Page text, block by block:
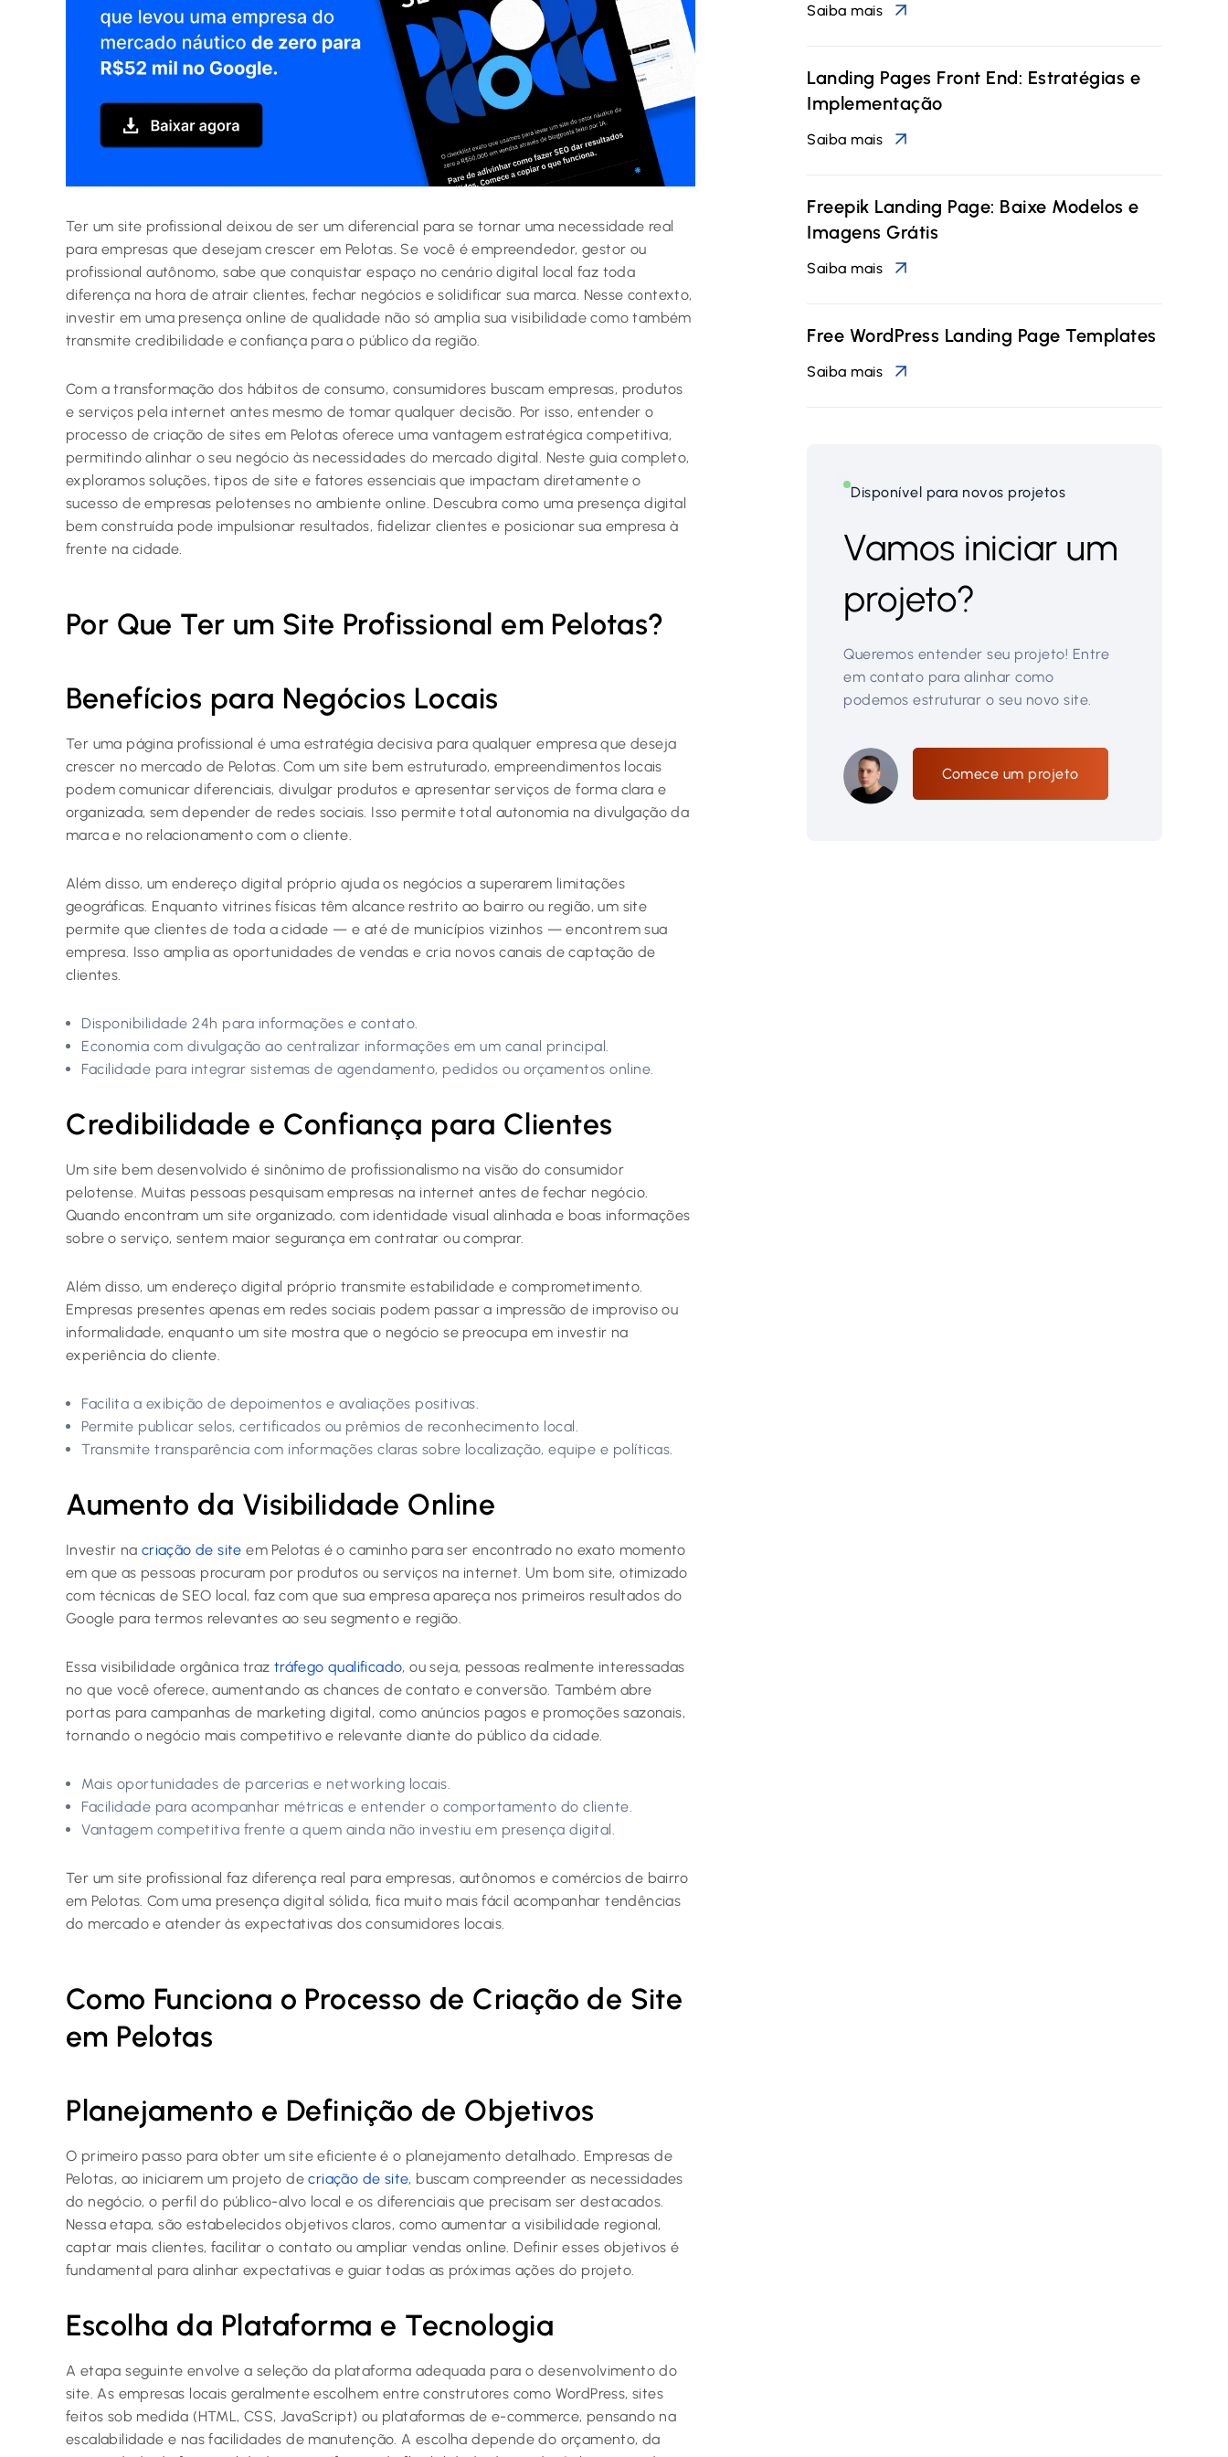
Ter um site profissional deixou de ser um diferencial para se tornar uma necessidade real
para empresas que desejam crescer em Pelotas. Se você é empreendedor, gestor ou
profissional autônomo, sabe que conquistar espaço no cenário digital local faz toda
diferença na hora de atrair clientes, fechar negócios e solidificar sua marca. Nesse contexto,
investir em uma presença online de qualidade não só amplia sua visibilidade como também
transmite credibilidade e confiança para o público da região.
Com a transformação dos hábitos de consumo, consumidores buscam empresas, produtos
e serviços pela internet antes mesmo de tomar qualquer decisão. Por isso, entender o
processo de criação de sites em Pelotas oferece uma vantagem estratégica competitiva,
permitindo alinhar o seu negócio às necessidades do mercado digital. Neste guia completo,
exploramos soluções, tipos de site e fatores essenciais que impactam diretamente o
sucesso de empresas pelotenses no ambiente online. Descubra como uma presença digital
bem construída pode impulsionar resultados, fidelizar clientes e posicionar sua empresa à
frente na cidade.
Por Que Ter um Site Profissional em Pelotas?
Benefícios para Negócios Locais
Ter uma página profissional é uma estratégia decisiva para qualquer empresa que deseja
crescer no mercado de Pelotas. Com um site bem estruturado, empreendimentos locais
podem comunicar diferenciais, divulgar produtos e apresentar serviços de forma clara e
organizada, sem depender de redes sociais. Isso permite total autonomia na divulgação da
marca e no relacionamento com o cliente.
Além disso, um endereço digital próprio ajuda os negócios a superarem limitações
geográficas. Enquanto vitrines físicas têm alcance restrito ao bairro ou região, um site
permite que clientes de toda a cidade — e até de municípios vizinhos — encontrem sua
empresa. Isso amplia as oportunidades de vendas e cria novos canais de captação de
clientes.
Disponibilidade 24h para informações e contato.
Economia com divulgação ao centralizar informações em um canal principal.
Facilidade para integrar sistemas de agendamento, pedidos ou orçamentos online.
Credibilidade e Confiança para Clientes
Um site bem desenvolvido é sinônimo de profissionalismo na visão do consumidor
pelotense. Muitas pessoas pesquisam empresas na internet antes de fechar negócio.
Quando encontram um site organizado, com identidade visual alinhada e boas informações
sobre o serviço, sentem maior segurança em contratar ou comprar.
Além disso, um endereço digital próprio transmite estabilidade e comprometimento.
Empresas presentes apenas em redes sociais podem passar a impressão de improviso ou
informalidade, enquanto um site mostra que o negócio se preocupa em investir na
experiência do cliente.
Facilita a exibição de depoimentos e avaliações positivas.
Permite publicar selos, certificados ou prêmios de reconhecimento local.
Transmite transparência com informações claras sobre localização, equipe e políticas.
Aumento da Visibilidade Online
Investir na criação de site em Pelotas é o caminho para ser encontrado no exato momento
em que as pessoas procuram por produtos ou serviços na internet. Um bom site, otimizado
com técnicas de SEO local, faz com que sua empresa apareça nos primeiros resultados do
Google para termos relevantes ao seu segmento e região.
Essa visibilidade orgânica traz tráfego qualificado, ou seja, pessoas realmente interessadas
no que você oferece, aumentando as chances de contato e conversão. Também abre
portas para campanhas de marketing digital, como anúncios pagos e promoções sazonais,
tornando o negócio mais competitivo e relevante diante do público da cidade.
Mais oportunidades de parcerias e networking locais.
Facilidade para acompanhar métricas e entender o comportamento do cliente.
Vantagem competitiva frente a quem ainda não investiu em presença digital.
Ter um site profissional faz diferença real para empresas, autônomos e comércios de bairro
em Pelotas. Com uma presença digital sólida, fica muito mais fácil acompanhar tendências
do mercado e atender às expectativas dos consumidores locais.
Como Funciona o Processo de Criação de Site
em Pelotas
Planejamento e Definição de Objetivos
O primeiro passo para obter um site eficiente é o planejamento detalhado. Empresas de
Pelotas, ao iniciarem um projeto decriação de site, buscam compreender as necessidades
do negócio, o perfil do público-alvo local e os diferenciais que precisam ser destacados.
Nessa etapa, são estabelecidos objetivos claros, como aumentar a visibilidade regional,
captar mais clientes, facilitar o contato ou ampliar vendas online. Definir esses objetivos é
fundamental para alinhar expectativas e guiar todas as próximas ações do projeto.
Escolha da Plataforma e Tecnologia
A etapa seguinte envolve a seleção da plataforma adequada para o desenvolvimento do
site. As empresas locais geralmente escolhem entre construtores como WordPress, sites
feitos sob medida (HTML, CSS, JavaScript) ou plataformas de e-commerce, pensando na
escalabilidade e nas facilidades de manutenção. A escolha depende do orçamento, da
Saiba mais
Landing Pages Front End: Estratégias e
Implementação
Saiba mais
Freepik Landing Page: Baixe Modelos e
Imagens Grátis
Saiba mais
Free WordPress Landing Page Templates
Saiba mais
Disponível para novos projetos
Vamos iniciar um
projeto?
Queremos entender seu projeto! Entre
em contato para alinhar como
podemos estruturar o seu novo site.
Comece um projeto